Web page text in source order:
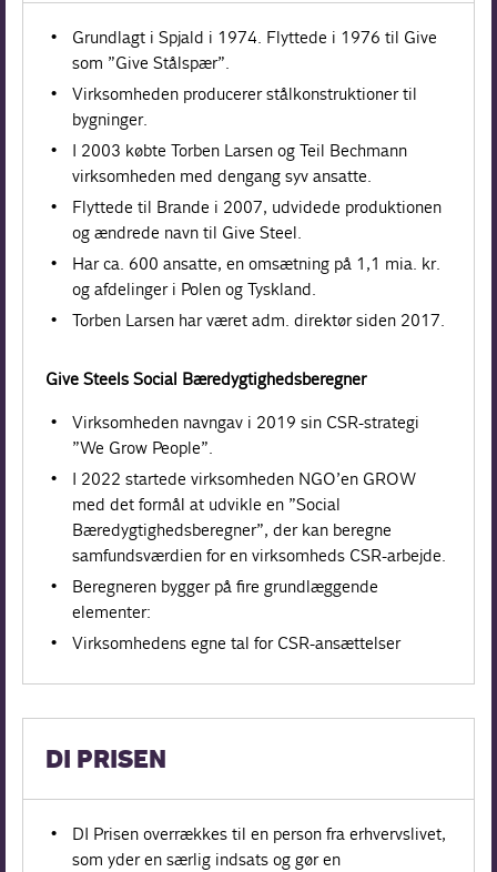
Grundlagt i Spjald i 1974. Flyttede i 1976 til Give
som ”Give Stålspær”.
Virksomheden producerer stålkonstruktioner til
bygninger.
I 2003 købte Torben Larsen og Teil Bechmann
virksomheden med dengang syv ansatte.
Flyttede til Brande i 2007, udvidede produktionen
og ændrede navn til Give Steel.
Har ca. 600 ansatte, en omsætning på 1,1 mia. kr.
og afdelinger i Polen og Tyskland.
Torben Larsen har været adm. direktør siden 2017.
Give Steels Social Bæredygtighedsberegner
Virksomheden navngav i 2019 sin CSR-strategi
”We Grow People”.
I 2022 startede virksomheden NGO’en GROW
med det formål at udvikle en ”Social
Bæredygtighedsberegner”, der kan beregne
samfundsværdien for en virksomheds CSR-arbejde.
Beregneren bygger på fire grundlæggende
elementer:
Virksomhedens egne tal for CSR-ansættelser
DI PRISEN
DI Prisen overrækkes til en person fra erhvervslivet,
som yder en særlig indsats og gør en